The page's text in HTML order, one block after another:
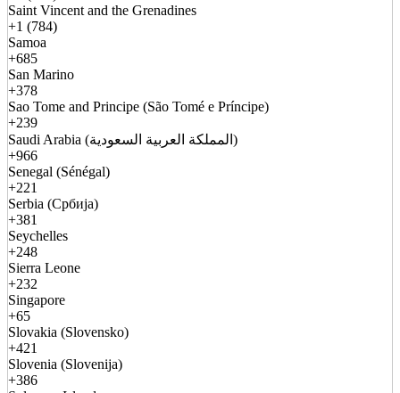
Saint Vincent and the Grenadines
+1 (784)
Samoa
+685
San Marino
+378
Sao Tome and Principe (São Tomé e Príncipe)
+239
Saudi Arabia (المملكة العربية السعودية)
+966
Senegal (Sénégal)
+221
Serbia (Србија)
+381
Seychelles
+248
Sierra Leone
+232
Singapore
+65
Slovakia (Slovensko)
+421
Slovenia (Slovenija)
+386